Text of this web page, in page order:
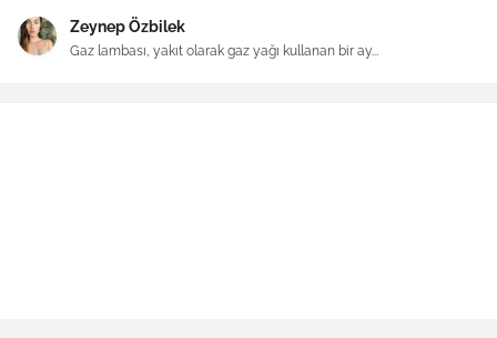
Zeynep Özbilek
Gaz lambası, yakıt olarak gaz yağı kullanan bir ay...